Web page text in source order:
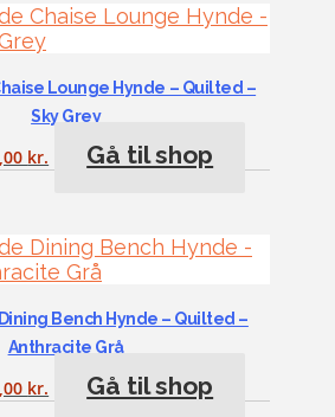
Lounge Hynde – Quilted –
Sky Grey
kr. Gå til shop
Bench Hynde – Quilted –
Anthracite Grå
kr. Gå til shop